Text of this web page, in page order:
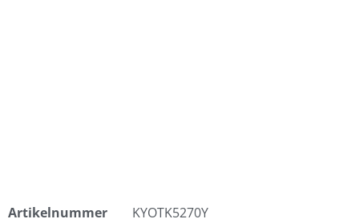
Artikelnummer
KYOTK5270Y